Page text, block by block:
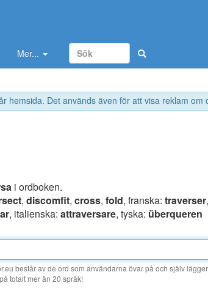
hemsida. Det används även för att visa reklam
Mer...
i ordboken.
, discomfit, cross, fold, franska: traverser
, italienska: attraversare, tyska: überqueren
består av de ord som användarna övar på och själv
totalt mer än 20 språk!